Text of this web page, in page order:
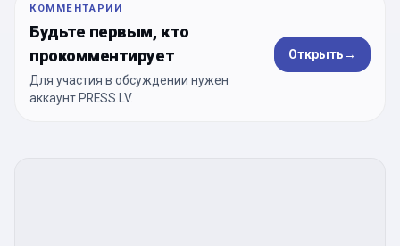
КОММЕНТАРИИ
Будьте первым, кто
прокомментирует
Для участия в обсуждении нужен
аккаунт PRESS.LV.
Открыть→